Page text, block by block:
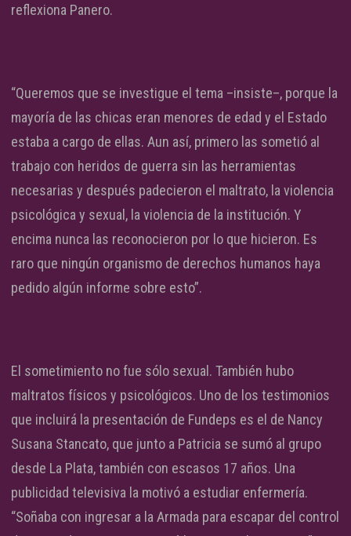
reflexiona Panero.
“Queremos que se investigue el tema –insiste–, porque la
mayoría de las chicas eran menores de edad y el Estado
estaba a cargo de ellas. Aun así, primero las sometió al
trabajo con heridos de guerra sin las herramientas
necesarias y después padecieron el maltrato, la violencia
psicológica y sexual, la violencia de la institución. Y
encima nunca las reconocieron por lo que hicieron. Es
raro que ningún organismo de derechos humanos haya
pedido algún informe sobre esto”.
El sometimiento no fue sólo sexual. También hubo
maltratos físicos y psicológicos. Uno de los testimonios
que incluirá la presentación de Fundeps es el de Nancy
Susana Stancato, que junto a Patricia se sumó al grupo
desde La Plata, también con escasos 17 años. Una
publicidad televisiva la motivó a estudiar enfermería.
“Soñaba con ingresar a la Armada para escapar del control